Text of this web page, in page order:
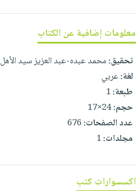
نيل
وفرات
انشر
كتابك
تواصل
معنا
معلومات إضافية عن الكتاب
تحقيق:محمد عبده-عبد العزيز سيد الأهل
لغة:عربي
طبعة:1
حجم:24×17
عدد الصفحات:676
مجلدات:1
اكسسوارات كتب